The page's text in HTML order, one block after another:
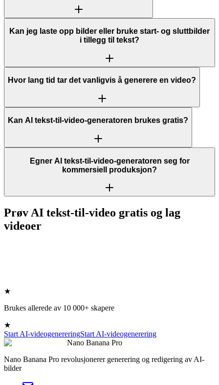
Kan jeg laste opp bilder eller bruke start- og sluttbilder
i tillegg til tekst?
Hvor lang tid tar det vanligvis å generere en video?
Kan AI tekst-til-video-generatoren brukes gratis?
Egner AI tekst-til-video-generatoren seg for
kommersiell produksjon?
Prøv AI tekst-til-video gratis og lag
videoer
★
Brukes allerede av 10 000+ skapere
★
Start AI-videogenereringStart AI-videogenerering
Nano Banana Pro
Nano Banana Pro revolusjonerer generering og redigering av AI-
bilder